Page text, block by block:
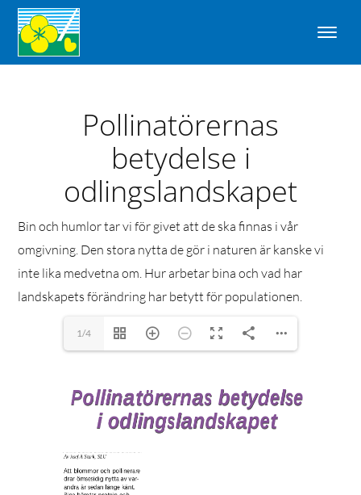
Pollinatörernas
betydelse i
odlingslandskapet
Bin och humlor tar vi för givet att de ska finnas i vår
omgivning. Den stora nytta de gör i naturen är kanske vi
inte lika medvetna om. Hur arbetar bina och vad har
landskapets förändring har betytt för populationen.
1/4